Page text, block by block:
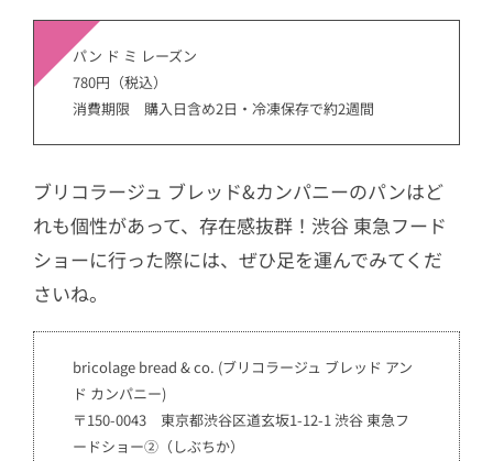
パン ド ミ レーズン
780円（税込）
消費期限 購入日含め2日・冷凍保存で約2週間
ブリコラージュ ブレッド&カンパニーのパンはど
れも個性があって、存在感抜群！渋谷 東急フード
ショーに行った際には、ぜひ足を運んでみてくだ
さいね。
bricolage bread & co. (ブリコラージュ ブレッド アン
ド カンパニー)
〒150-0043 東京都渋谷区道玄坂1-12-1 渋谷 東急フ
ードショー②（しぶちか）